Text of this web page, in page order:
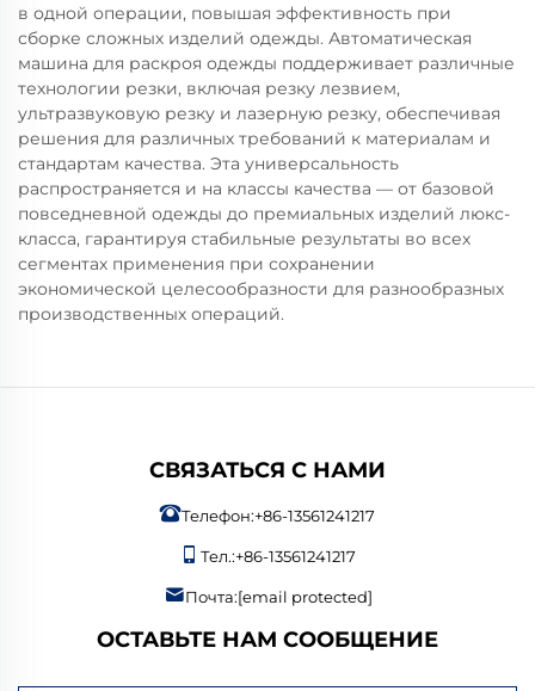
в одной операции, повышая эффективность при
сборке сложных изделий одежды. Автоматическая
машина для раскроя одежды поддерживает различные
технологии резки, включая резку лезвием,
ультразвуковую резку и лазерную резку, обеспечивая
решения для различных требований к материалам и
стандартам качества. Эта универсальность
распространяется и на классы качества — от базовой
повседневной одежды до премиальных изделий люкс-
класса, гарантируя стабильные результаты во всех
сегментах применения при сохранении
экономической целесообразности для разнообразных
производственных операций.
СВЯЗАТЬСЯ С НАМИ
Телефон:+86-13561241217
Тел.:+86-13561241217
Почта:[email protected]
ОСТАВЬТЕ НАМ СООБЩЕНИЕ